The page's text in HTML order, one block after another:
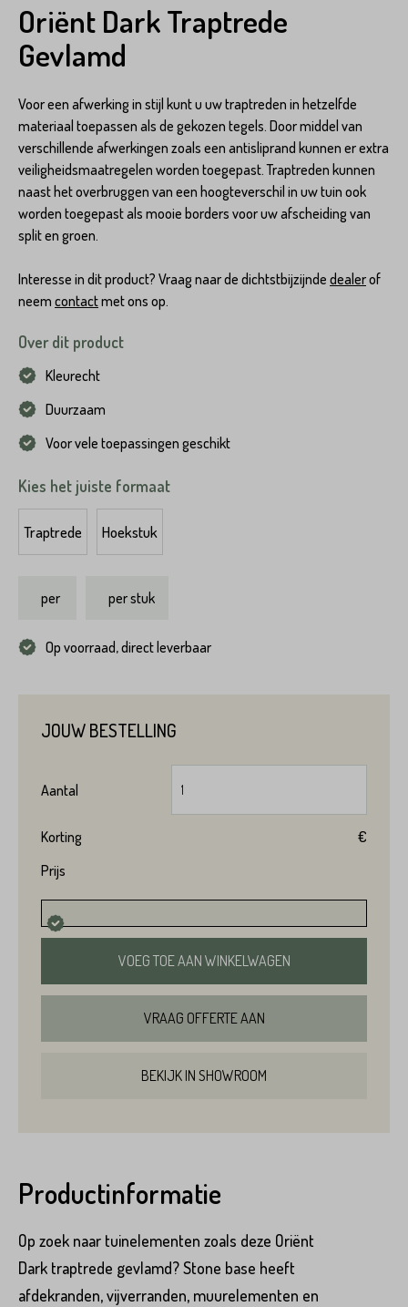
Oriënt Dark Traptrede
Gevlamd
Voor een afwerking in stijl kunt u uw traptreden in hetzelfde
materiaal toepassen als de gekozen tegels. Door middel van
verschillende afwerkingen zoals een antisliprand kunnen er extra
veiligheidsmaatregelen worden toegepast. Traptreden kunnen
naast het overbruggen van een hoogteverschil in uw tuin ook
worden toegepast als mooie borders voor uw afscheiding van
split en groen.
Interesse in dit product? Vraag naar de dichtstbijzijnde dealerof
neem contactmet ons op.
Over dit product
Kleurecht
Duurzaam
Voor vele toepassingen geschikt
Kies het juiste formaat
Traptrede Hoekstuk
per per stuk
Op voorraad, direct leverbaar
JOUW BESTELLING
Aantal
Korting
€
Prijs
VOEG TOE AAN WINKELWAGEN
VRAAG OFFERTE AAN
BEKIJK IN SHOWROOM
Productinformatie
Op zoek naar tuinelementen zoals deze Oriënt
Dark traptrede gevlamd? Stone base heeft
afdekranden, vijverranden, muurelementen en